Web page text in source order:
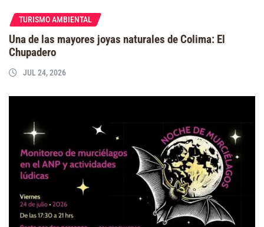
TURISMO AMBIENTAL
Una de las mayores joyas naturales de Colima: El
Chupadero
JUL 24, 2026